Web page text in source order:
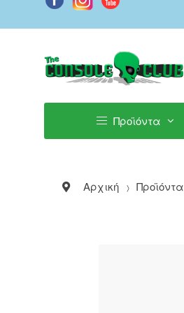
Προϊόντα
Αρχική Προϊόντα